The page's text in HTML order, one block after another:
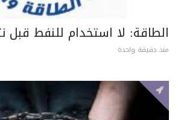
الطاقة: لا استخدام للنفط قبل
منذ دقيقة واحدة